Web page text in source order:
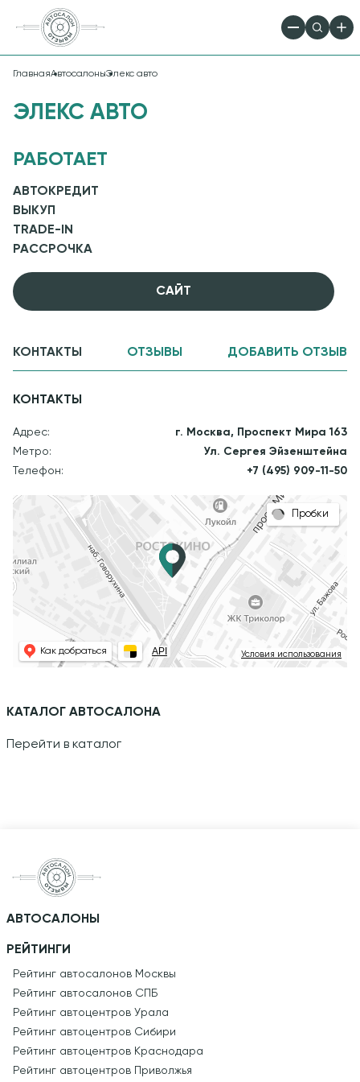
ГлавнаяАвтосалоныЭлекс авто
ЭЛЕКС АВТО
РАБОТАЕТ
АВТОКРЕДИТ
ВЫКУП
TRADE-IN
РАССРОЧКА
CАЙТ
КОНТАКТЫ ОТЗЫВЫ ДОБАВИТЬ ОТЗЫВ
КОНТАКТЫ
Адрес:
г. Москва, Проспект Мира 163
Метро:
Ул. Сергея Эйзенштейна
Телефон:
+7 (495) 909-11-50
Условия использования
Как добраться API
Пробки
КАТАЛОГ АВТОСАЛОНА
Перейти в каталог
АВТОСАЛОНЫ
РЕЙТИНГИ
Рейтинг автосалонов Москвы
Рейтинг автосалонов СПБ
Рейтинг автоцентров Урала
Рейтинг автоцентров Сибири
Рейтинг автоцентров Краснодара
Рейтинг автоцентров Приволжья